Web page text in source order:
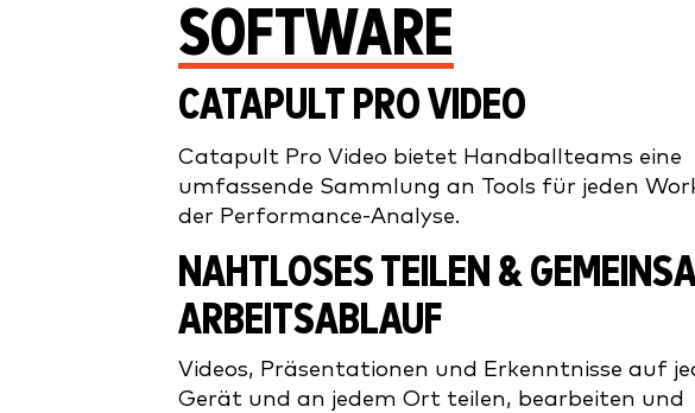
SOFTWARE
CATAPULT PRO VIDEO
Catapult Pro Video bietet Handballteams eine
umfassende Sammlung an Tools für jeden
der Performance-Analyse.
NAHTLOSES TEILEN &
ARBEITSABLAUF
Videos, Präsentationen und Erkenntnisse auf
Gerät und an jedem Ort teilen, bearbeiten und